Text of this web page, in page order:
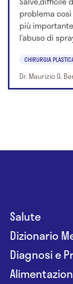
problema
più
l’abuso di
CHIRURGIA
Dr. Maurizio G.
Salute
Dizionario
Diagnosi e